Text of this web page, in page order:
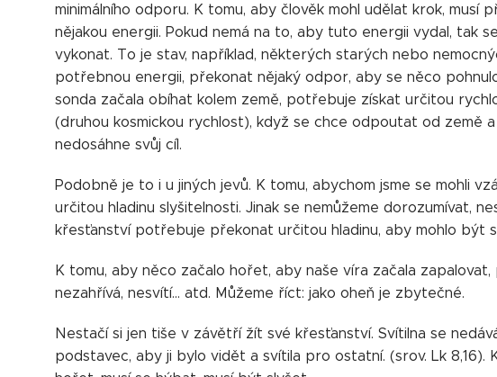
minimálního odporu. K tomu, aby člověk mohl udělat krok,
nějakou energii. Pokud nemá na to, aby tuto energii vydal, tak
vykonat. To je stav, například, některých starých nebo
potřebnou energii, překonat nějaký odpor, aby se něco
sonda začala obíhat kolem země, potřebuje získat určitou
(druhou kosmickou rychlost), když se chce odpoutat od země
nedosáhne svůj cíl.
Podobně je to i u jiných jevů. K tomu, abychom jsme se mohli
určitou hladinu slyšitelnosti. Jinak se nemůžeme dorozumívat,
křesťanství potřebuje překonat určitou hladinu, aby mohlo být
K tomu, aby něco začalo hořet, aby naše víra začala
nezahřívá, nesvítí... atd. Můžeme říct: jako oheň je zbytečné.
Nestačí si jen tiše v závětří žít své křesťanství. Svítilna se
podstavec, aby ji bylo vidět a svítila pro ostatní. (srov. Lk 8,16).